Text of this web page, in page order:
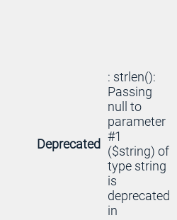
Deprecated
: strlen():
Passing
null to
parameter
#1
($string) of
type string
is
deprecated
in